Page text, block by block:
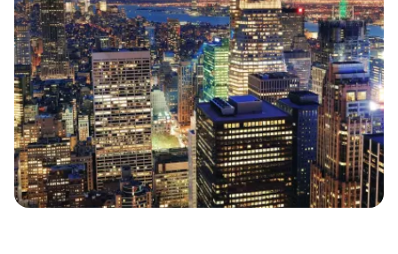
Poursuivre avec le courrier
électronique